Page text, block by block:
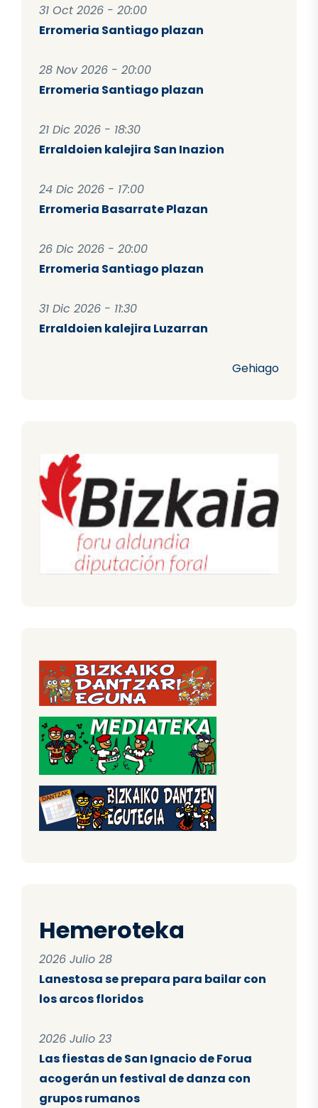
31 Oct 2026 - 20:00
Erromeria Santiago plazan
28 Nov 2026 - 20:00
Erromeria Santiago plazan
21 Dic 2026 - 18:30
Erraldoien kalejira San Inazion
24 Dic 2026 - 17:00
Erromeria Basarrate Plazan
26 Dic 2026 - 20:00
Erromeria Santiago plazan
31 Dic 2026 - 11:30
Erraldoien kalejira Luzarran
Gehiago
Hemeroteka
2026 Julio 28
Lanestosa se prepara para bailar con
los arcos floridos
2026 Julio 23
Las fiestas de San Ignacio de Forua
acogerán un festival de danza con
grupos rumanos